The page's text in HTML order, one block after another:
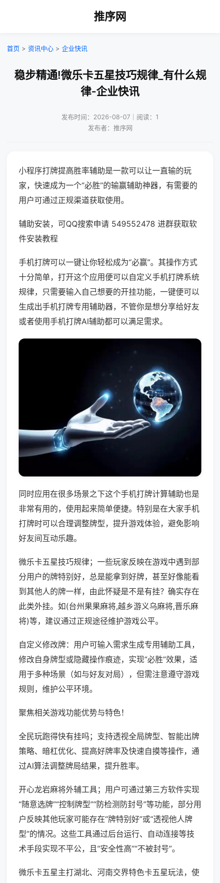
推序网
首页 > 资讯中心 > 企业快讯
稳步精通!微乐卡五星技巧规律_有什么规
律-企业快讯
发布时间：2026-08-07｜阅读：1
发布者：推序网
小程序打牌提高胜率辅助是一款可以让一直输的玩
家，快速成为一个“必胜”的输赢辅助神器，有需要的
用户可通过正规渠道获取使用。
辅助安装，可QQ搜索申请 549552478 进群获取软
件安装教程
手机打牌可以一键让你轻松成为“必赢”。其操作方式
十分简单，打开这个应用便可以自定义手机打牌系统
规律，只需要输入自己想要的开挂功能，一键便可以
生成出手机打牌专用辅助器，不管你是想分享给好友
或者使用手机打牌AI辅助都可以满足需求。
同时应用在很多场景之下这个手机打牌计算辅助也是
非常有用的，使用起来简单便捷。特别是在大家手机
打牌时可以合理调整牌型，提升游戏体验，避免影响
好友间互动乐趣。
微乐卡五星技巧规律；一些玩家反映在游戏中遇到部
分用户的牌特别好，总是能拿到好牌，甚至好像能看
到其他人的牌一样，由此怀疑是不是有挂？确实存在
此类外挂。如(台州果果麻将,越乡游义乌麻将,晋乐麻
将)等，建议通过正规途径维护游戏公平。
自定义修改牌：用户可输入需求生成专用辅助工具，
修改自身牌型或隐藏操作痕迹，实现“必胜”效果，适
用于多种场景（如与好友对局），但需注意遵守游戏
规则，维护公平环境。
聚焦相关游戏功能优势与特色！
全民玩跑得快有挂吗；支持透视全局牌型、智能出牌
策略、暗杠优化、提高好牌率及快速自摸等操作，通
过AI算法调整牌局结果，提升胜率。
开心龙岩麻将外辅工具；用户可通过第三方软件实现
“随意选牌”“控制牌型”“防检测防封号”等功能，部分用
户反映其他玩家可能存在“牌特别好”或“透视他人牌
型”的情况。这些工具通过后台运行、自动连接等技
术手段实现不平公，且“安全性高”“不被封号”。
微乐卡五星主打湖北、河南交界特色卡五星玩法，使